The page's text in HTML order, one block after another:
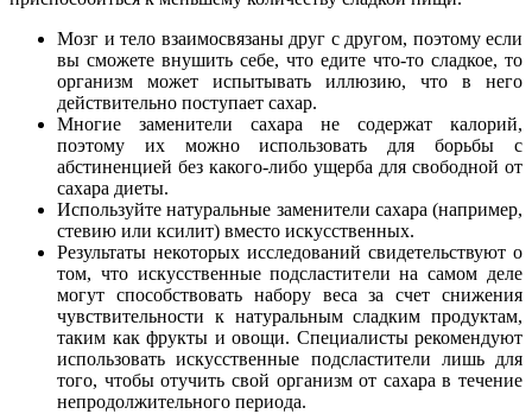
Мозг и тело взаимосвязаны друг с другом, поэтому если
вы сможете внушить себе, что едите что-то сладкое, то
организм может испытывать иллюзию, что в него
действительно поступает сахар.
Многие заменители сахара не содержат калорий,
поэтому их можно использовать для борьбы с
абстиненцией без какого-либо ущерба для свободной от
сахара диеты.
Используйте натуральные заменители сахара (например,
стевию или ксилит) вместо искусственных.
Результаты некоторых исследований свидетельствуют о
том, что искусственные подсластители на самом деле
могут способствовать набору веса за счет снижения
чувствительности к натуральным сладким продуктам,
таким как фрукты и овощи. Специалисты рекомендуют
использовать искусственные подсластители лишь для
того, чтобы отучить свой организм от сахара в течение
непродолжительного периода.